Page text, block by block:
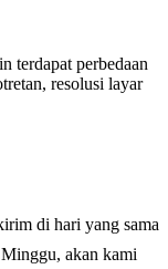
terdapat perbedaan
resolusi layar
di hari yang sama
akan kami